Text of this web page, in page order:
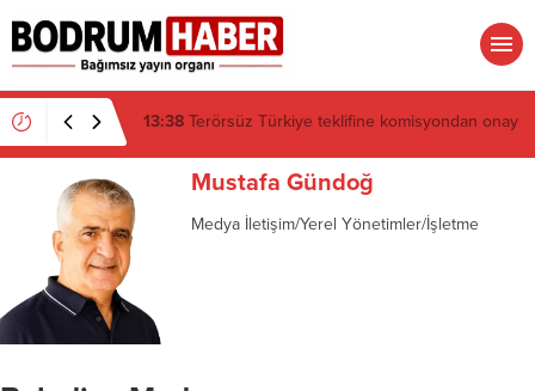
05:25MBB Meclisinde Bodrum için kritik gündem
Mustafa Gündoğ
Medya İletişim/Yerel Yönetimler/İşletme